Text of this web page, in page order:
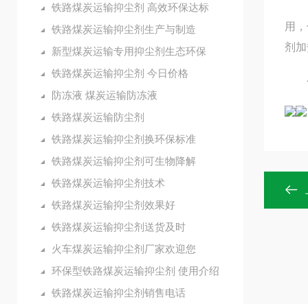
铁路煤炭运输抑尘剂 高效环保达标
铁路煤炭运输抑尘剂生产与制造
新型煤炭运输专用抑尘剂生态环保
铁路煤炭运输抑尘剂 今日价格
防冻液 煤炭运输防冻液
铁路煤炭运输防尘剂
铁路煤炭运输抑尘剂换环保标准
铁路煤炭运输抑尘剂可生物降解
铁路煤炭运输抑尘剂技术
铁路煤炭运输抑尘剂效果好
铁路煤炭运输抑尘剂送货及时
火车煤炭运输抑尘剂厂家欢迎您
环保型铁路煤炭运输抑尘剂 使用介绍
铁路煤炭运输抑尘剂销售电话
用
剂
包